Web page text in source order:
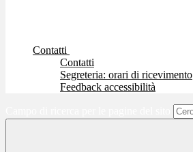
Contatti
Contatti
Segreteria: orari di ricevimento
Feedback accessibilità